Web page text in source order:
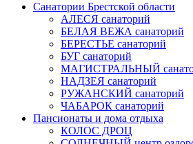
Санатории Брестской области
АЛЕСЯ санаторий
БЕЛАЯ ВЕЖА санаторий
БЕРЕСТЬЕ санаторий
БУГ санаторий
МАГИСТРАЛЬНЫЙ
НАДЗЕЯ санаторий
РУЖАНСКИЙ санаторий
ЧАБАРОК санаторий
Пансионаты и дома отдыха
КОЛОС ДРОЦ